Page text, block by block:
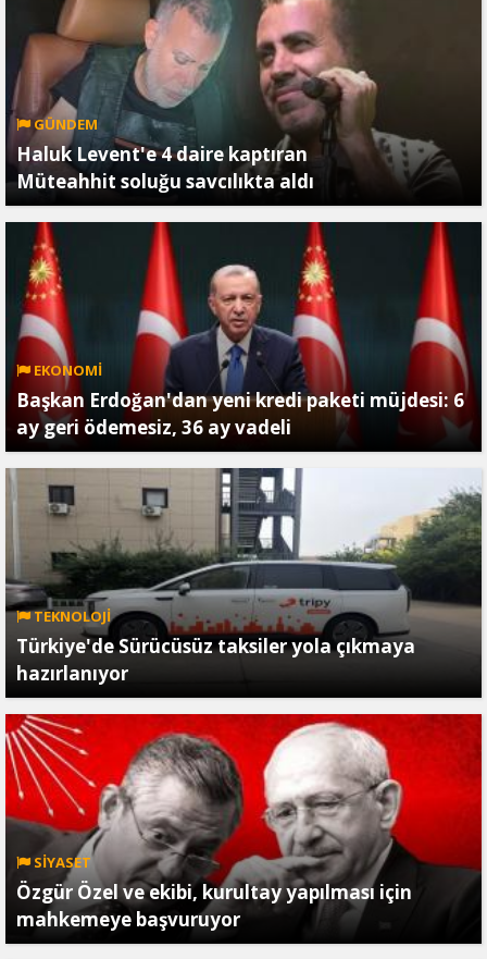
GÜNDEM
Haluk Levent'e 4 daire kaptıran
Müteahhit soluğu savcılıkta aldı
EKONOMİ
Başkan Erdoğan'dan yeni kredi paketi müjdesi: 6
ay geri ödemesiz, 36 ay vadeli
TEKNOLOJİ
Türkiye'de Sürücüsüz taksiler yola çıkmaya
hazırlanıyor
SİYASET
Özgür Özel ve ekibi, kurultay yapılması için
mahkemeye başvuruyor